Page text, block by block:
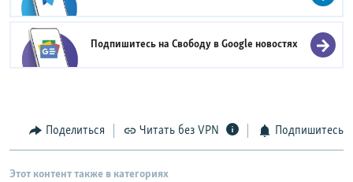
Подпишитесь на Свободу вGoogle новостях
Поделиться Читать без VPN Подпишитесь
Этот контент также в категориях